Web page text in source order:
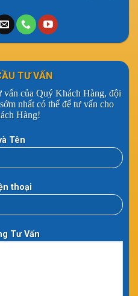
TƯ VẤN
vấn của Quý Khách Hàng, đội
nhất có thể để tư vấn cho
Hàng!
Tên
thoại
Tư Vấn